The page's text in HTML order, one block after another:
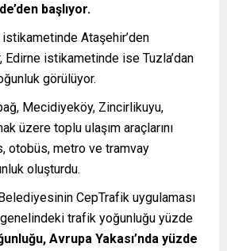
başlıyor.
Ataşehir’den
Edirne istikametinde ise Tuzla’dan
görülüyor.
Mecidiyeköy, Zincirlikuyu,
üzere toplu ulaşım araçlarını
otobüs, metro ve tramvay
oluşturdu.
CepTrafik uygulaması
trafik yoğunluğu yüzde
Avrupa Yakası’nda yüzde